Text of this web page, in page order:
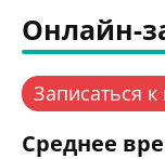
Онлайн-
Записаться к
Среднее